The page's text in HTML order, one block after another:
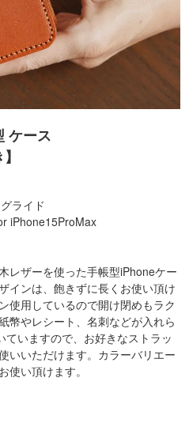
ケース
ライド
iPhone15ProMax
レザーを使った手帳型iPhoneケー
インは、飽きずに長くお使い頂け
使用しているので開け閉めもラク
幣やレシート、名刺などが入れら
いますので、お好きなストラッ
いいただけます。カラーバリエー
使い頂けます。